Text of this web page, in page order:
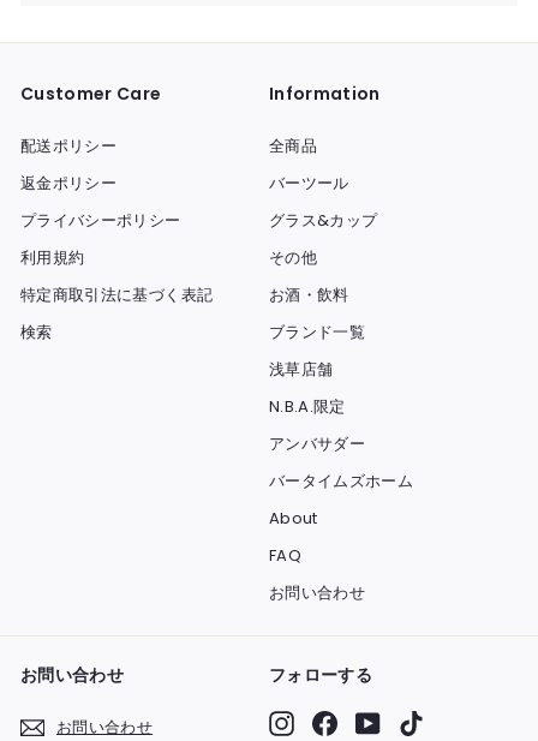
Customer Care
配送ポリシー
返金ポリシー
プライバシーポリシー
利用規約
特定商取引法に基づく表記
検索
Information
全商品
バーツール
グラス&カップ
その他
お酒・飲料
ブランド一覧
浅草店舗
N.B.A.限定
アンバサダー
バータイムズホーム
About
FAQ
お問い合わせ
お問い合わせ
お問い合わせ
フォローする
InstagramFacebook
YouTube